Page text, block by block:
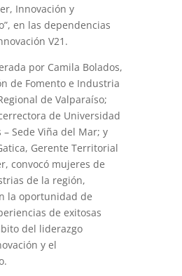
Innovación y
en las dependencias
V21.
por Camila Bolados,
de Fomento e Industria
de Valparaíso;
de Universidad
– Sede Viña del Mar; y
Gerente Territorial
convocó mujeres de
de la región,
la oportunidad de
de exitosas
del liderazgo
y el